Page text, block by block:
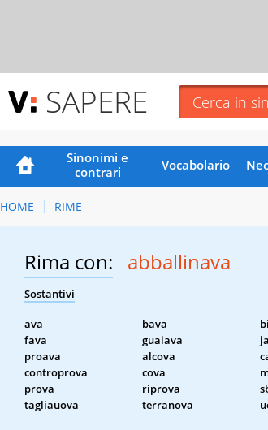
SAPERE
Sinonimi e
contrari
Vocabolario
HOME RIME
Rima con: abballinava
Sostantivi
ava bava
fava
guaiava
proava
alcova
controprova
cova
prova
riprova
tagliauova
terranova